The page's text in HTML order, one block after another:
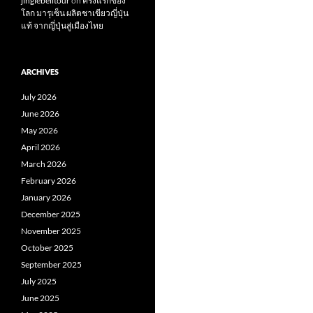
โลก มารุเซ็น ผลิตชาเขียวญี่ปุ่น
แท้ จากญี่ปุ่นสู่เมืองไทย
ARCHIVES
July 2026
June 2026
May 2026
April 2026
March 2026
February 2026
January 2026
December 2025
November 2025
October 2025
September 2025
July 2025
June 2025